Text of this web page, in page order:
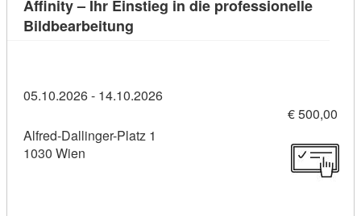
Affinity – Ihr Einstieg in die professionelle
Bildbearbeitung
05.10.2026 - 14.10.2026
€ 500,00
Alfred-Dallinger-Platz 1
1030 Wien